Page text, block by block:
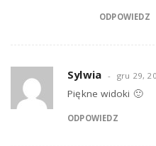
ODPOWIEDZ
Sylwia gru 29,
Piękne widoki 🙂
ODPOWIEDZ